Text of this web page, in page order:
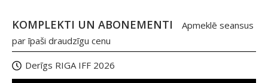
KOMPLEKTI UN ABONEMENTI
Apmeklē seansus
par īpaši draudzīgu cenu
Derīgs RIGA IFF 2026